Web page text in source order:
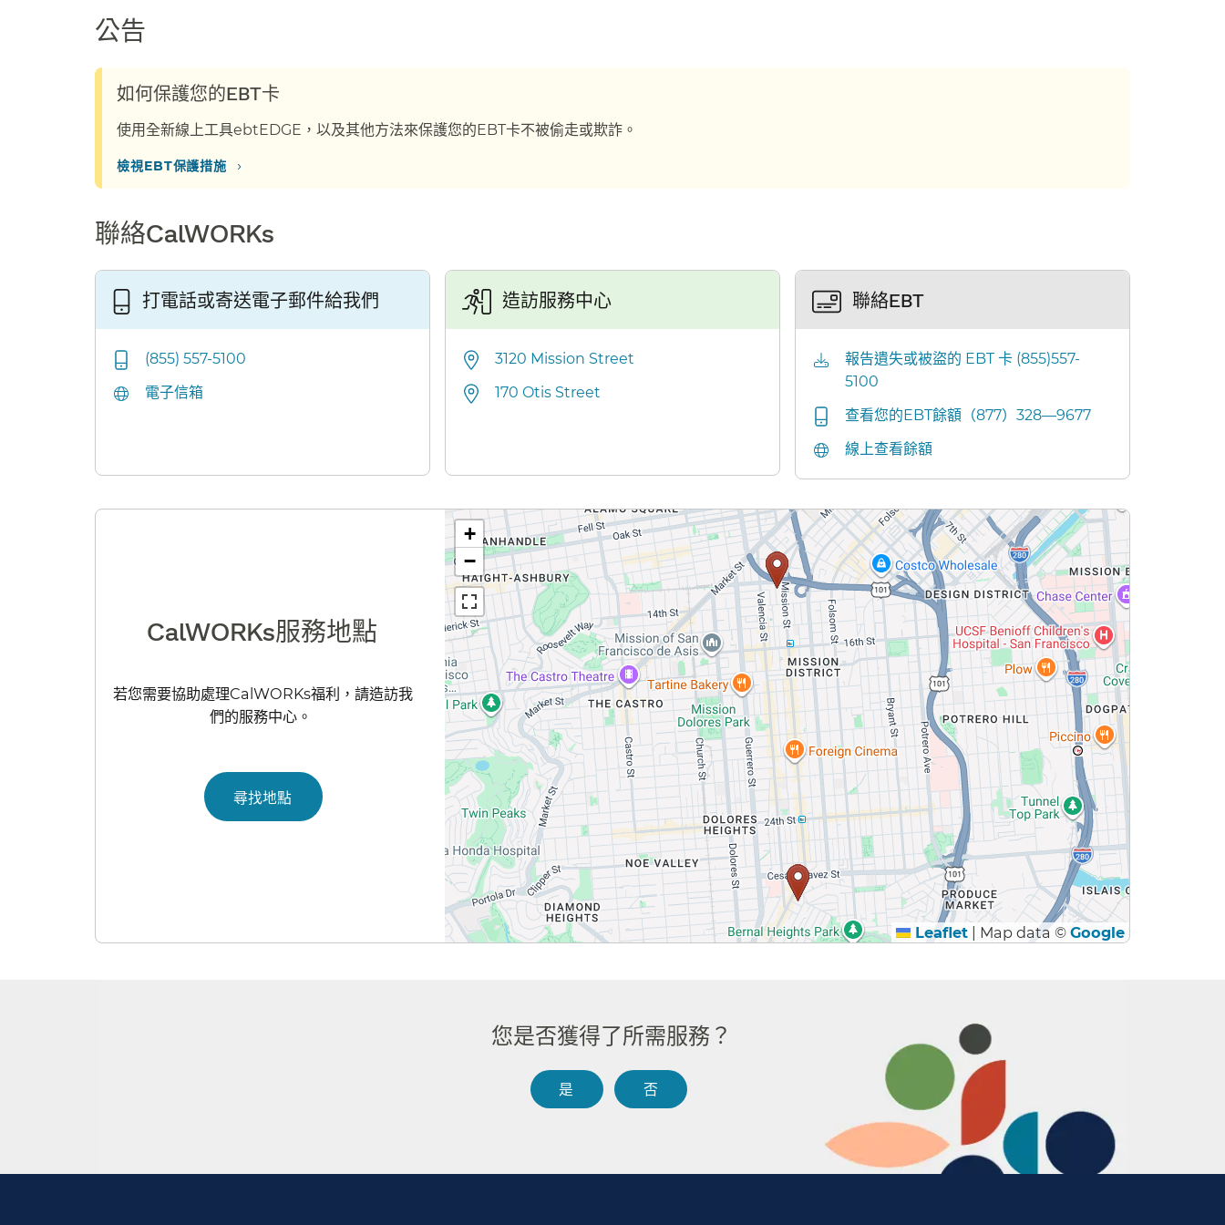
公告​​
如何保護您的EBT卡​​
使用全新線上工具ebtEDGE，以及其他方法來保護您的EBT卡不被偷走或欺詐。​​
檢視EBT保護措施​​ ›
聯絡CalWORKs​​
打電話或寄送電子郵件給我們​​
(855) 557-5100
電子信箱​​
造訪服務中心​​
3120 Mission Street​​
170 Otis Street​​
聯絡EBT​​
報告遺失或被盜的 EBT 卡 (855)557-
5100​​
查看您的EBT餘額（877）328—9677​​
線上查看餘額​​
CalWORKs服務地點​​
若您需要協助處理CalWORKs福利，請造訪我
們的服務中心。​​
尋找地點​​
+
−
Leaflet Map data © Google
您是否獲得了所需服務？​​
是​​ 否​​